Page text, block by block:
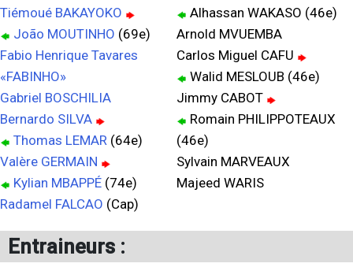
Tiémoué BAKAYOKO
João MOUTINHO (69e)
Fabio Henrique Tavares
«FABINHO»
Gabriel BOSCHILIA
Bernardo SILVA
Thomas LEMAR (64e)
Valère GERMAIN
Kylian MBAPPÉ (74e)
Radamel FALCAO (Cap)
Alhassan WAKASO (46e)
Arnold MVUEMBA
Carlos Miguel CAFU
Walid MESLOUB (46e)
Jimmy CABOT
Romain PHILIPPOTEAUX
(46e)
Sylvain MARVEAUX
Majeed WARIS
Entraineurs :